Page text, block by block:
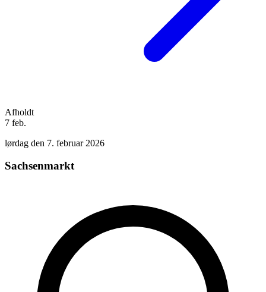
Afholdt
7 feb.
lørdag den 7. februar 2026
Sachsenmarkt